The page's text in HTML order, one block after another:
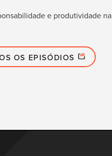
e produtividade na
OS EPISÓDIOS